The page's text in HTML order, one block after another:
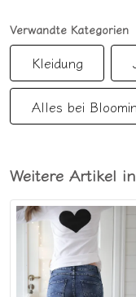
Weitere Artikel
Verwandte Kategorien
Kleidung
Alles bei